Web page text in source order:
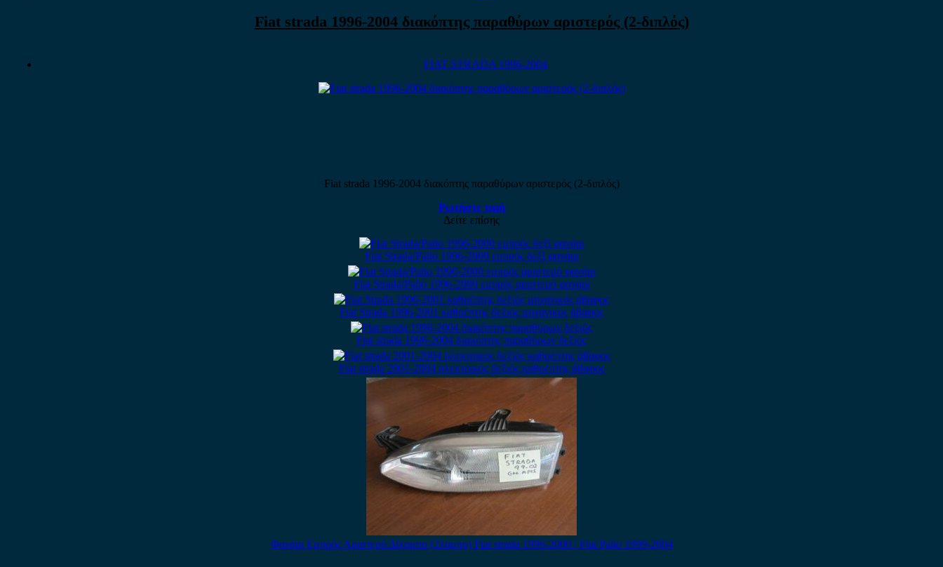
Fiat strada 1996-2004 διακόπτης παραθύρων αριστερός (2-διπλός)
FIAT STRADA 1996-2004
Fiat strada 1996-2004 διακόπτης παραθύρων αριστερός (2-διπλός)
Ρωτήστε τιμή
Δείτε επίσης
Fiat Strada/Palio 1996-2000 εμπρός δεξί φανάρι
Fiat Strada/Palio 1996-2000 εμπρός αριστερό φανάρι
Fiat Strada 1996-2001 καθρέπτης δεξιός μηχανικός άβαφος
Fiat strada 1996-2004 διακόπτης παραθύρων δεξιός
Fiat strada 2001-2004 ηλεκτρικός δεξιός καθρέπτης άβαφος
Φανάρι Εμπρός Αριστερό Δίλαμπο (2λαμπο) Fiat strada 1996-2000 / Fiat Palio 1999-2004